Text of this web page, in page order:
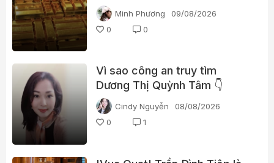
ra nhiều vi phạm
Minh Phương
09/08/2026
0
0
Vì sao công an truy tìm
Dương Thị Quỳnh Tâm 👇
Cindy Nguyễn
08/08/2026
0
1